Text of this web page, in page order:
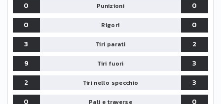
0
Punizioni
0
0
Rigori
0
3
Tiri parati
2
9
Tiri fuori
3
2
Tiri nello specchio
3
0
Pali e traverse 0